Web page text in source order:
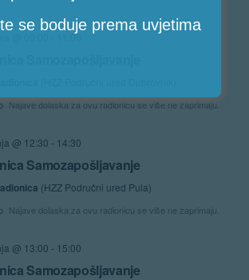
Search
@ 09:00 11:00
Samozapošljavanje
Najave dolaska za ovu radionicu se više ne zaprimaju.
@ 12:30 - 14:30
Samozapošljavanje
(HZZ Područni ured Pula)
Najave dolaska za ovu radionicu se više ne zaprimaju.
@ 13:00 - 15:00
Samozapošljavanje
se boduje prema uvjetima